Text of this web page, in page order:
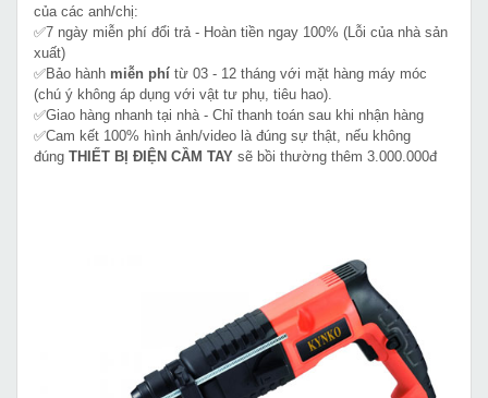
của các anh/chị:
✅7 ngày miễn phí đổi trả - Hoàn tiền ngay 100% (Lỗi của nhà sản
xuất)
✅Bảo hành miễn phí từ 03 - 12 tháng với mặt hàng máy móc
(chú ý không áp dụng với vật tư phụ, tiêu hao).
✅Giao hàng nhanh tại nhà - Chỉ thanh toán sau khi nhận hàng
✅Cam kết 100% hình ảnh/video là đúng sự thật, nếu không
đúng THIẾT BỊ ĐIỆN CẦM TAY sẽ bồi thường thêm 3.000.000đ